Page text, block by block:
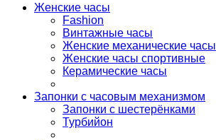
Женские часы
Fashion
Винтажные часы
Женские механические часы
Женские часы спортивные
Керамические часы
Запонки с часовым механизмом
Запонки с шестерёнками
Турбийон